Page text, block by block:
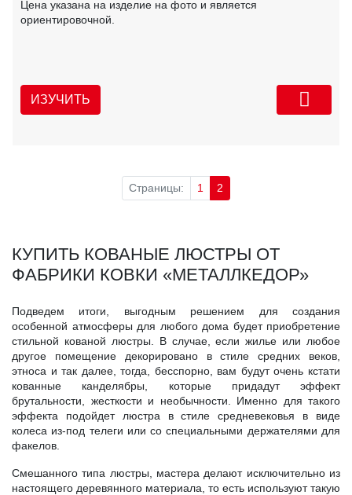
Цена указана на изделие на фото и является
ориентировочной.
ИЗУЧИТЬ
Страницы: 1 2
КУПИТЬ КОВАНЫЕ ЛЮСТРЫ ОТ
ФАБРИКИ КОВКИ «МЕТАЛЛКЕДОР»
Подведем итоги, выгодным решением для создания
особенной атмосферы для любого дома будет приобретение
стильной кованой люстры. В случае, если жилье или любое
другое помещение декорировано в стиле средних веков,
этноса и так далее, тогда, бесспорно, вам будут очень кстати
кованные канделябры, которые придадут эффект
брутальности, жесткости и необычности. Именно для такого
эффекта подойдет люстра в стиле средневековья в виде
колеса из-под телеги или со специальными держателями для
факелов.
Смешанного типа люстры, мастера делают исключительно из
настоящего деревянного материала, то есть используют такую